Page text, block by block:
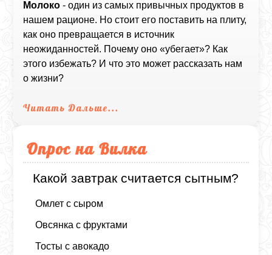
Молоко - один из самых привычных продуктов в
нашем рационе. Но стоит его поставить на плиту,
как оно превращается в источник
неожиданностей. Почему оно «убегает»? Как
этого избежать? И что это может рассказать нам
о жизни?
Читать Дальше...
Опрос на Вилка
Какой завтрак считается сытным?
Омлет с сыром
Овсянка с фруктами
Тосты с авокадо